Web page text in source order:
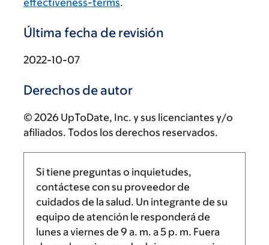
effectiveness-terms.
Última fecha de revisión
2022-10-07
Derechos de autor
© 2026 UpToDate, Inc. y sus licenciantes y/o
afiliados. Todos los derechos reservados.
Si tiene preguntas o inquietudes,
contáctese con su proveedor de
cuidados de la salud. Un integrante de su
equipo de atención le responderá de
lunes a viernes de 9 a. m. a5 p. m. Fuera